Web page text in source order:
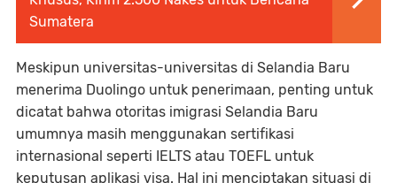
Sumatera
Meskipun universitas-universitas di Selandia Baru
menerima Duolingo untuk penerimaan, penting untuk
dicatat bahwa otoritas imigrasi Selandia Baru
umumnya masih menggunakan sertifikasi
internasional seperti IELTS atau TOEFL untuk
keputusan aplikasi visa. Hal ini menciptakan situasi di